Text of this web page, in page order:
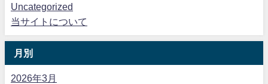
Uncategorized
当サイトについて
月別
2026年3月